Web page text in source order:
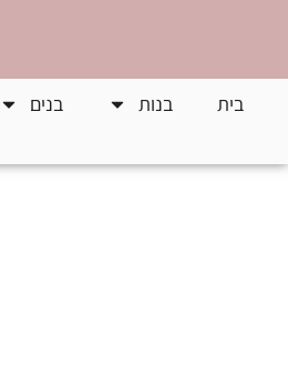
בית בנות בנים